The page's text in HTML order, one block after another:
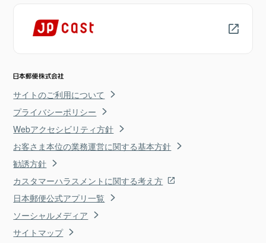
サイトのご利用について
プライバシーポリシー
Webアクセシビリティ方針
お客さま本位の業務運営に関する基本方針
勧誘方針
カスタマーハラスメントに関する考え方
日本郵便公式アプリ一覧
ソーシャルメディア
サイトマップ